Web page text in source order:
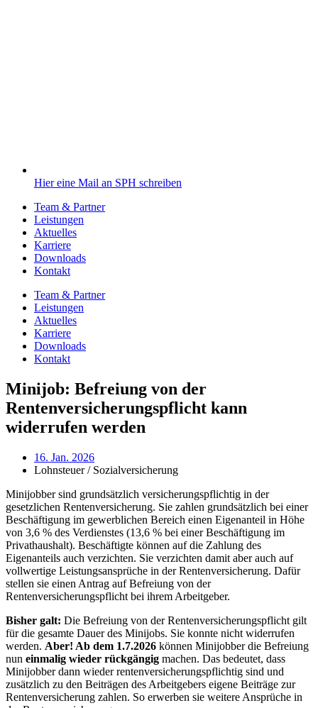
Hier eine Mail an SPH schreiben
Team & Partner
Leistungen
Aktuelles
Karriere
Downloads
Kontakt
Team & Partner
Leistungen
Aktuelles
Karriere
Downloads
Kontakt
Minijob: Befreiung von der
Rentenversicherungspflicht kann
widerrufen werden
16. Jan. 2026
Lohnsteuer / Sozialversicherung
Minijobber sind grundsätzlich versicherungspflichtig in der
gesetzlichen Rentenversicherung. Sie zahlen grundsätzlich bei einer
Beschäftigung im gewerblichen Bereich einen Eigenanteil in Höhe
von 3,6 % des Verdienstes (13,6 % bei einer Beschäftigung im
Privathaushalt). Beschäftigte können auf die Zahlung des
Eigenanteils auch verzichten. Sie verzichten damit aber auch auf
vollwertige Leistungsansprüche in der Rentenversicherung. Dafür
stellen sie einen Antrag auf Befreiung von der
Rentenversicherungspflicht bei ihrem Arbeitgeber.
Bisher galt: Die Befreiung von der Rentenversicherungspflicht gilt
für die gesamte Dauer des Minijobs. Sie konnte nicht widerrufen
werden. Aber! Ab dem 1.7.2026 können Minijobber die Befreiung
nun einmalig wieder rückgängig machen. Das bedeutet, dass
Minijobber dann wieder rentenversicherungspflichtig sind und
zusätzlich zu den Beiträgen des Arbeitgebers eigene Beiträge zur
Rentenversicherung zahlen. So erwerben sie weitere Ansprüche in